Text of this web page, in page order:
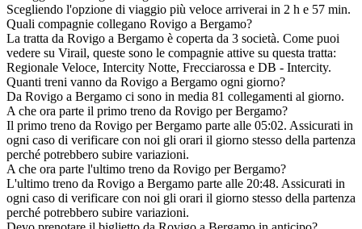
Scegliendo l'opzione di viaggio più veloce arriverai in 2 h e 57 min.
Quali compagnie collegano Rovigo a Bergamo?
La tratta da Rovigo a Bergamo è coperta da 3 società. Come puoi
vedere su Virail, queste sono le compagnie attive su questa tratta:
Regionale Veloce, Intercity Notte, Frecciarossa e DB - Intercity.
Quanti treni vanno da Rovigo a Bergamo ogni giorno?
Da Rovigo a Bergamo ci sono in media 81 collegamenti al giorno.
A che ora parte il primo treno da Rovigo per Bergamo?
Il primo treno da Rovigo per Bergamo parte alle 05:02. Assicurati in
ogni caso di verificare con noi gli orari il giorno stesso della partenza
perché potrebbero subire variazioni.
A che ora parte l'ultimo treno da Rovigo per Bergamo?
L'ultimo treno da Rovigo a Bergamo parte alle 20:48. Assicurati in
ogni caso di verificare con noi gli orari il giorno stesso della partenza
perché potrebbero subire variazioni.